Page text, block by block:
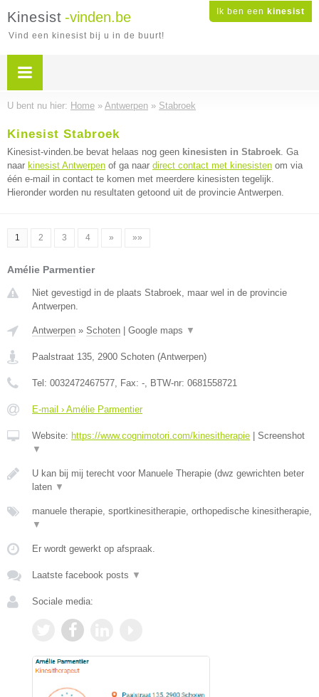
Ik ben een kinesist
Kinesist -vinden.be
Vind een kinesist bij u in de buurt!
U bent nu hier: Home » Antwerpen » Stabroek
Kinesist Stabroek
Kinesist-vinden.be bevat helaas nog geen kinesisten in Stabroek. Ga
naar kinesist Antwerpen of ga naar direct contact met kinesisten om via
één e-mail in contact te komen met meerdere kinesisten tegelijk.
Hieronder worden nu resultaten getoond uit de provincie Antwerpen.
1 2 3 4 » »»
Amélie Parmentier
Niet gevestigd in de plaats Stabroek, maar wel in de provincie
Antwerpen.
Antwerpen » Schoten Google maps ▼
Paalstraat 135, 2900 Schoten (Antwerpen)
Tel: 0032472467577, Fax: -, BTW-nr: 0681558721
E-mail › Amélie Parmentier
Website: https://www.cognimotori.com/kinesitherapie
Screenshot
▼
U kan bij mij terecht voor Manuele Therapie (dwz gewrichten beter
laten ▼
manuele therapie, sportkinesitherapie, orthopedische kinesitherapie,
▼
Er wordt gewerkt op afspraak.
Laatste facebook posts ▼
Sociale media: